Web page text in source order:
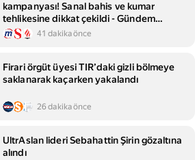
kampanyası! Sanal bahis ve kumar
tehlikesine dikkat çekildi - Gündem
Haberleri41 dakika önce
Firari örgüt üyesi TIR’daki gizli bölmeye
saklanarak kaçarken yakalandı
26 dakika önce
UltrAslan lideri Sebahattin Şirin gözaltına
alındı